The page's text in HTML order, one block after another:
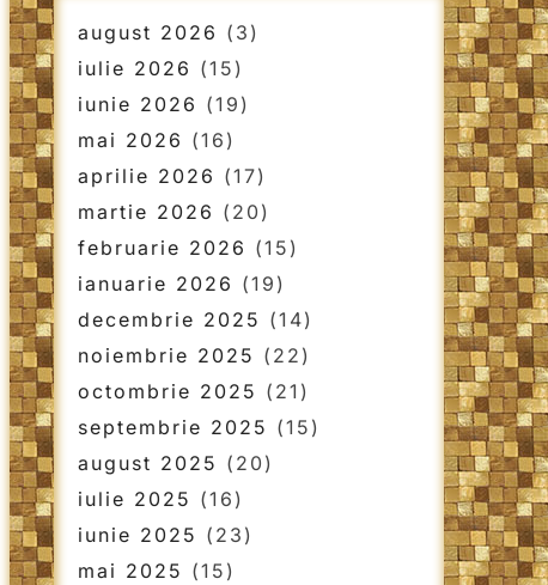
august 2026 (3)
iulie 2026 (15)
iunie 2026 (19)
mai 2026 (16)
aprilie 2026 (17)
martie 2026 (20)
februarie 2026 (15)
ianuarie 2026 (19)
decembrie 2025 (14)
noiembrie 2025 (22)
octombrie 2025 (21)
septembrie 2025 (15)
august 2025 (20)
iulie 2025 (16)
iunie 2025 (23)
mai 2025 (15)